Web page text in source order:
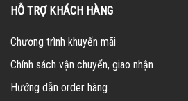
HỖ TRỢ KHÁCH HÀNG
Chương trình khuyến mãi
Chính sách vận chuyển, giao nhận
Hướng dẫn order hàng